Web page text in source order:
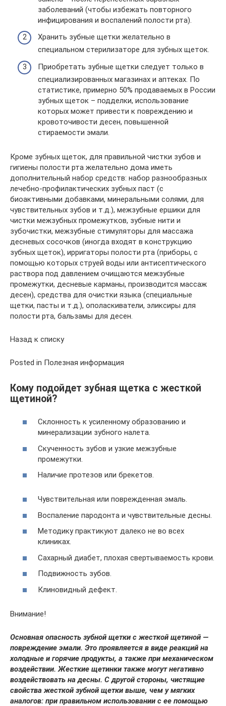
заболеваний (чтобы избежать повторного
инфицирования и воспалений полости рта).
Хранить зубные щетки желательно в
специальном стерилизаторе для зубных щеток.
Приобретать зубные щетки следует только в
специализированных магазинах и аптеках. По
статистике, примерно 50% продаваемых в России
зубных щеток – подделки, использование
которых может привести к повреждению и
кровоточивости десен, повышенной
стираемости эмали.
Кроме зубных щеток, для правильной чистки зубов и
гигиены полости рта желательно дома иметь
дополнительный набор средств: набор разнообразных
лечебно-профилактических зубных паст (с
биоактивными добавками, минеральными солями, для
чувствительных зубов и т.д.), межзубные ершики для
чистки межзубных промежутков, зубные нити и
зубочистки, межзубные стимуляторы для массажа
десневых сосочков (иногда входят в конструкцию
зубных щеток), ирригаторы полости рта (приборы, с
помощью которых струей воды или антисептического
раствора под давлением очищаются межзубные
промежутки, десневые карманы, производится массаж
десен), средства для очистки языка (специальные
щетки, пасты и т.д.), ополаскиватели, эликсиры для
полости рта, бальзамы для десен.
Назад к списку
Posted in Полезная информация
Кому подойдет зубная щетка с жесткой
щетиной?
Склонность к усиленному образованию и
минерализации зубного налета.
Скученность зубов и узкие межзубные
промежутки.
Наличие протезов или брекетов.
Чувствительная или поврежденная эмаль.
Воспаление пародонта и чувствительные десны.
Методику практикуют далеко не во всех
клиниках.
Сахарный диабет, плохая свертываемость крови.
Подвижность зубов.
Клиновидный дефект.
Внимание!
Основная опасность зубной щетки с жесткой щетиной —
повреждение эмали. Это проявляется в виде реакций на
холодные и горячие продукты, а также при механическом
воздействии. Жесткие щетинки также могут негативно
воздействовать на десны. С другой стороны, чистящие
свойства жесткой зубной щетки выше, чем у мягких
аналогов: при правильном использовании с ее помощью